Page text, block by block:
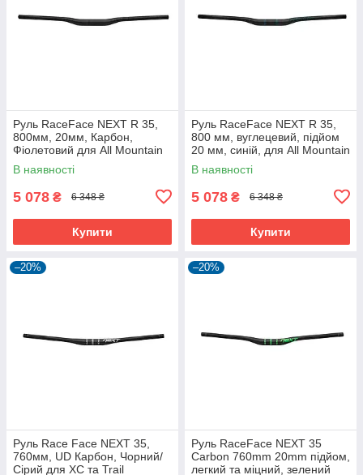
Руль RaceFace NEXT R 35,
800мм, 20мм, Карбон,
Фіолетовий для All Mountain
В наявності
5 078 ₴ 6 348 ₴
Купити
Руль RaceFace NEXT R 35,
800 мм, вуглецевий, підйом
20 мм, синій, для All Mountain
та E-Bike
В наявності
5 078 ₴ 6 348 ₴
Купити
–20%
Руль Race Face NEXT 35,
760мм, UD Карбон, Чорний/
Сірий для XC та Trail
–20%
Руль RaceFace NEXT 35
Carbon 760mm 20mm підйом,
легкий та міцний, зелений